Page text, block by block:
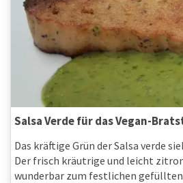
Salsa Verde für das Vegan-
Das kräftige Grün der Salsa verde
Der frisch kräutrige und leicht
wunderbar zum festlichen